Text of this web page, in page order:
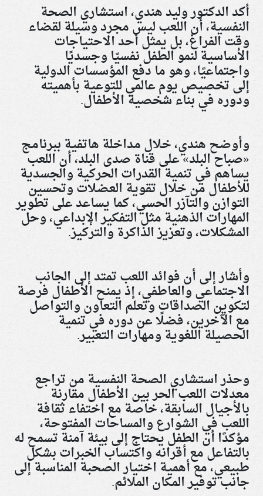
أكد الدكتور وليد هندي، استشاري الصحة
النفسية، أن اللعب ليس مجرد وسيلة لقضاء
وقت الفراغ، بل يمثل أحد الاحتياجات
الأساسية لنمو الطفل نفسيًا وجسديًا
واجتماعيًا، وهو ما دفع المؤسسات الدولية
إلى تخصيص يوم عالمي للتوعية بأهميته
ودوره في بناء شخصية الأطفال.
وأوضح هندي، خلال مداخلة هاتفية ببرنامج
«صباح البلد» على قناة صدى البلد، أن اللعب
يساهم في تنمية القدرات الحركية والجسدية
للأطفال من خلال تقوية العضلات وتحسين
التوازن والتآزر الحسي، كما يساعد على تطوير
المهارات الذهنية مثل التفكير الإبداعي، وحل
المشكلات، وتعزيز الذاكرة والتركيز.
وأشار إلى أن فوائد اللعب تمتد إلى الجانب
الاجتماعي والعاطفي، إذ يمنح الأطفال فرصة
لتكوين الصداقات وتعلم التعاون والتواصل
مع الآخرين، فضلًا عن دوره في تنمية
الحصيلة اللغوية ومهارات التعبير.
وحذر استشاري الصحة النفسية من تراجع
معدلات اللعب الحر بين الأطفال مقارنة
بالأجيال السابقة، خاصة مع اختفاء ثقافة
اللعب في الشوارع والمساحات المفتوحة،
مؤكدًا أن الطفل يحتاج إلى بيئة آمنة تسمح له
بالتفاعل مع أقرانه واكتساب الخبرات بشكل
طبيعي، مع أهمية اختيار الصحبة المناسبة إلى
جانب توفير المكان الملائم.